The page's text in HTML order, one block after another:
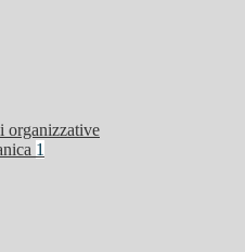
organizzative
1